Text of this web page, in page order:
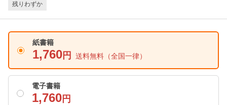
残りわずか
紙書籍
1,760 円 送料無料 （全国一律）
電子書籍
1,760 円